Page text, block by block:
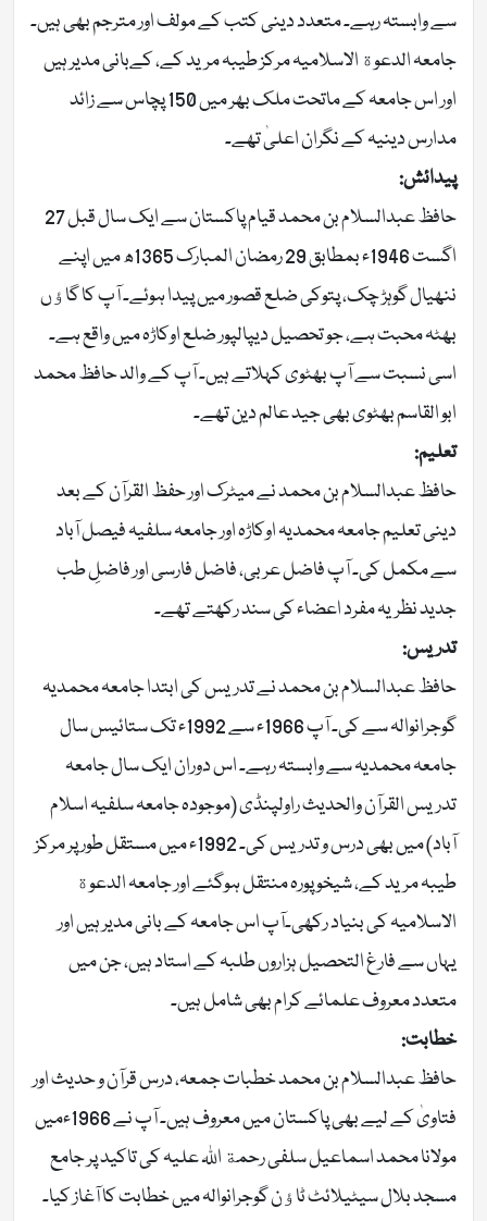
سے وابستہ رہے۔ متعدد دینی کتب کے مولف اور مترجم بھی ہیں۔
جامعہ الدعوة الاسلامیہ مرکز طیبہ مرید کے، کےبانی مدیر ہیں
اور اس جامعہ کے ماتحت ملک بھر میں 150 پچاس سے زائد
مدارس دینیہ کے نگران اعلیٰ تھے۔
پیدائش:
حافظ عبدالسلام بن محمد قیام پاکستان سے ایک سال قبل 27
اگست 1946ء بمطابق 29 رمضان المبارک 1365ھ میں اپنے
ننھیال گوہڑ چک، پتوکی ضلع قصور میں پیدا ہوئے۔ آپ کا گاﺅں
بھٹہ محبت ہے، جو تحصیل دیپالپور ضلع اوکاڑہ میں واقع ہے۔
اسی نسبت سے آپ بھٹوی کہلاتے ہیں۔ آپ کے والد حافظ محمد
ابو القاسم بھٹوی بھی جید عالم دین تھے۔
تعلیم:
حافظ عبدالسلام بن محمد نے میٹرک اور حفظ القرآن کے بعد
دینی تعلیم جامعہ محمدیہ اوکاڑہ اور جامعہ سلفیہ فیصل آباد
سے مکمل کی۔ آپ فاضل عربی، فاضل فارسی اور فاضلِ طب
جدید نظریہ مفرد اعضاء کی سند رکھتے تھے۔
تدریس:
حافظ عبدالسلام بن محمد نے تدریس کی ابتدا جامعہ محمدیہ
گوجرانوالہ سے کی۔ آپ 1966ء سے 1992ء تک ستائیس سال
جامعہ محمدیہ سے وابستہ رہے۔ اس دوران ایک سال جامعہ
تدریس القرآن والحدیث راولپنڈی (موجودہ جامعہ سلفیہ اسلام
آباد) میں بھی درس و تدریس کی۔ 1992ء میں مستقل طور پر مرکز
طیبہ مرید کے، شیخو پورہ منتقل ہوگئے اور جامعہ الدعوة
الاسلامیہ کی بنیاد رکھی۔آپ اس جامعہ کے بانی مدیر ہیں اور
یہاں سے فارغ التحصیل ہزاروں طلبہ کے استاد ہیں، جن میں
متعدد معروف علمائے کرام بھی شامل ہیں۔
خطابت:
حافظ عبدالسلام بن محمد خطبات جمعہ، درس قرآن و حدیث اور
فتاویٰ کے لیے بھی پاکستان میں معروف ہیں۔ آپ نے 1966ءمیں
مولانا محمد اسماعیل سلفی رحمة اللہ علیہ کی تاکید پر جامع
مسجد بلال سیٹیلائٹ ٹاﺅن گوجرانوالہ میں خطابت کا آغاز کیا۔